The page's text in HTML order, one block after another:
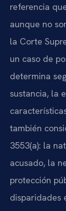
referencia
aunque no
la Corte
un caso de
determina
sustancia, la
también
3553(a): la
acusado, la
protección
disparidades